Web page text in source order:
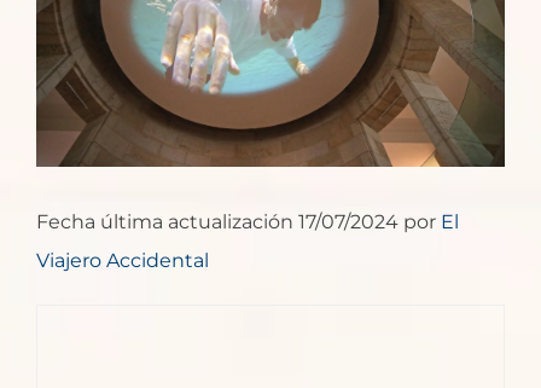
Fecha última actualización 17/07/2024 por El
Viajero Accidental